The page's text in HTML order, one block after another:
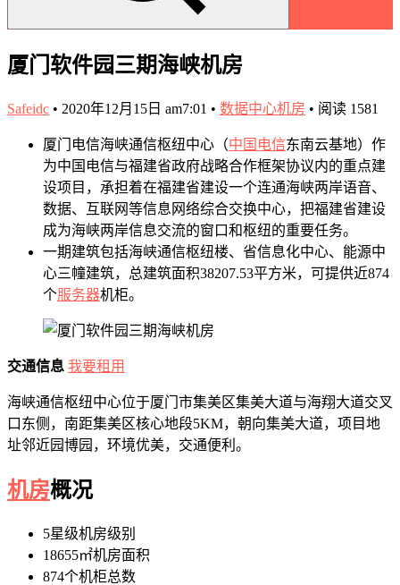
厦门软件园三期海峡机房
Safeidc • 2020年12月15日 am7:01 • 数据中心机房 • 阅读 1581
厦门电信海峡通信枢纽中心（中国电信东南云基地）作
为中国电信与福建省政府战略合作框架协议内的重点建
设项目，承担着在福建省建设一个连通海峡两岸语音、
数据、互联网等信息网络综合交换中心，把福建省建设
成为海峡两岸信息交流的窗口和枢纽的重要任务。
一期建筑包括海峡通信枢纽楼、省信息化中心、能源中
心三幢建筑，总建筑面积38207.53平方米，可提供近874
个服务器机柜。
交通信息 我要租用
海峡通信枢纽中心位于厦门市集美区集美大道与海翔大道交叉
口东侧，南距集美区核心地段5KM，朝向集美大道，项目地
址邻近园博园，环境优美，交通便利。
机房概况
5星级机房级别
18655㎡机房面积
874个机柜总数